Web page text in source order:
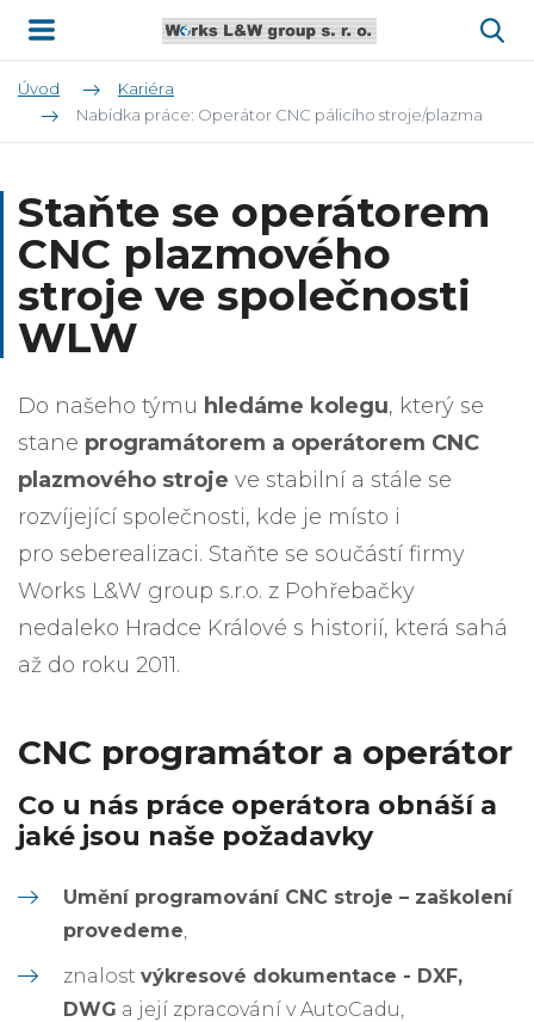
Úvod
Kariéra
Nabídka práce: Operátor CNC pálicího stroje/plazma
Staňte se operátorem
CNC plazmového
stroje ve společnosti
WLW
Do našeho týmu hledáme kolegu, který se
stane programátorem a operátorem CNC
plazmového stroje ve stabilní a stále se
rozvíjející společnosti, kde je místo i
pro seberealizaci. Staňte se součástí firmy
Works L&W group s.r.o. z Pohřebačky
nedaleko Hradce Králové s historií, která sahá
až do roku 2011.
CNC programátor a operátor
Co u nás práce operátora obnáší a
jaké jsou naše požadavky
Umění programování CNC stroje – zaškolení
provedeme,
znalost výkresové dokumentace - DXF,
DWG a její zpracování v AutoCadu,